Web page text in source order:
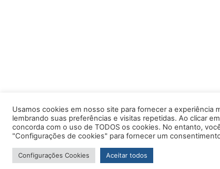
Usamos cookies em nosso site para fornecer a experiência
lembrando suas preferências e visitas repetidas. Ao clicar
concorda com o uso de TODOS os cookies. No entanto,
"Configurações de cookies" para fornecer um
Configurações Cookies Aceitar todos